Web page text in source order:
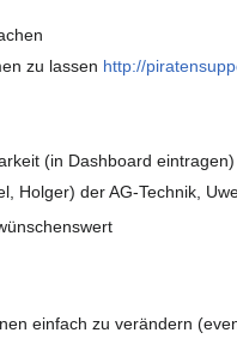
zu lassen http://
(in Dashboard eintragen)
Holger) der AG-Technik,
einfach zu verändern